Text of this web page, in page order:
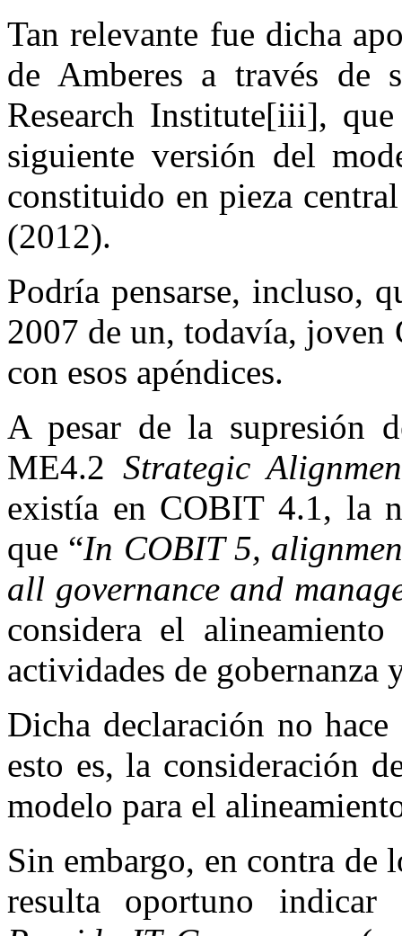
Tan relevante fue dicha
de Amberes a través de
Research Institute[iii],
siguiente versión del
constituido en pieza
(2012).
Podría pensarse, incluso,
2007 de un, todavía, joven
con esos apéndices.
A pesar de la supresión
ME4.2 Strategic
existía en COBIT 4.1, la
que “In COBIT 5,
all governance and
considera el
actividades de gobernanza
Dicha declaración no
esto es, la consideración
modelo para el
Sin embargo, en contra
resulta oportuno